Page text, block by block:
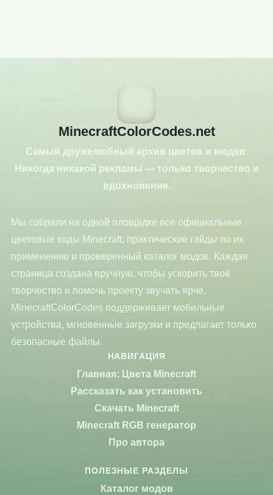
MinecraftColorCodes.net
Самый дружелюбный архив цветов и модов.
Никогда никакой рекламы — только творчество и
вдохновение.
Мы собрали на одной площадке все официальные
цветовые коды Minecraft, практические гайды по их
применению и проверенный каталог модов. Каждая
страница создана вручную, чтобы ускорить твоё
творчество и помочь проекту звучать ярче.
MinecraftColorCodes поддерживает мобильные
устройства, мгновенные загрузки и предлагает только
безопасные файлы.
НАВИГАЦИЯ
Главная: Цвета Minecraft
Рассказать как установить
Скачать Minecraft
Minecraft RGB генератор
Про автора
ПОЛЕЗНЫЕ РАЗДЕЛЫ
Каталог модов